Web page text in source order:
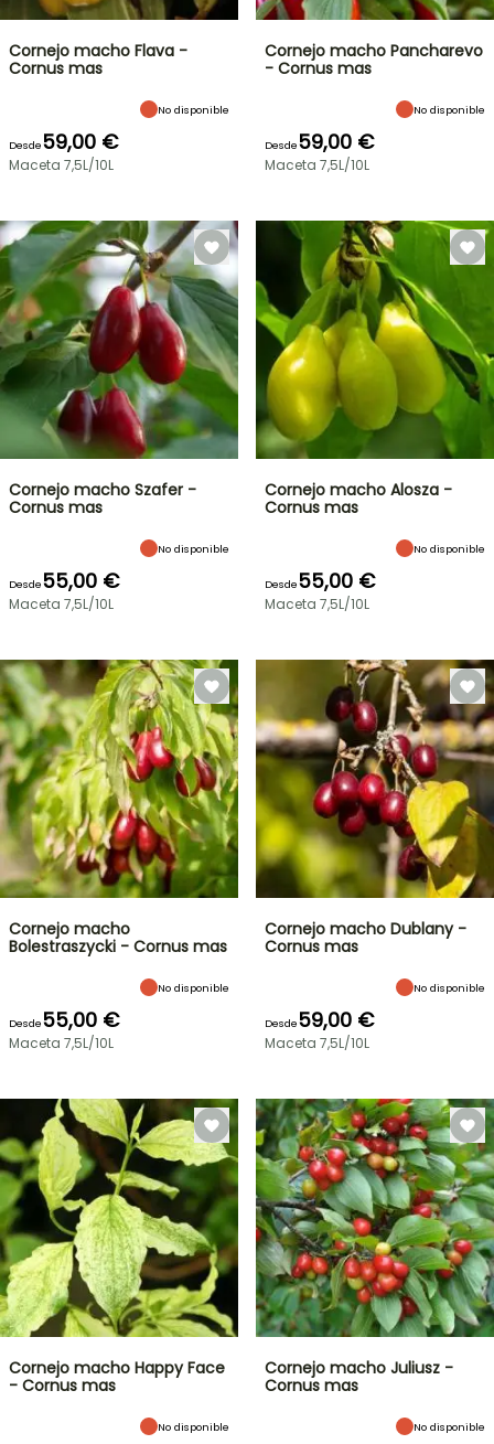
Cornejo macho Flava -
Cornus mas
No disponible
Desde59,00 €
Maceta 7,5L/10L
Cornejo macho Pancharevo
- Cornus mas
No disponible
Desde59,00 €
Maceta 7,5L/10L
Cornejo macho Szafer -
Cornus mas
No disponible
Desde55,00 €
Maceta 7,5L/10L
Cornejo macho Alosza -
Cornus mas
No disponible
Desde55,00 €
Maceta 7,5L/10L
Cornejo macho
Bolestraszycki - Cornus mas
No disponible
Desde55,00 €
Maceta 7,5L/10L
Cornejo macho Dublany -
Cornus mas
No disponible
Desde59,00 €
Maceta 7,5L/10L
Cornejo macho Happy Face
- Cornus mas
No disponible
Cornejo macho Juliusz -
Cornus mas
No disponible